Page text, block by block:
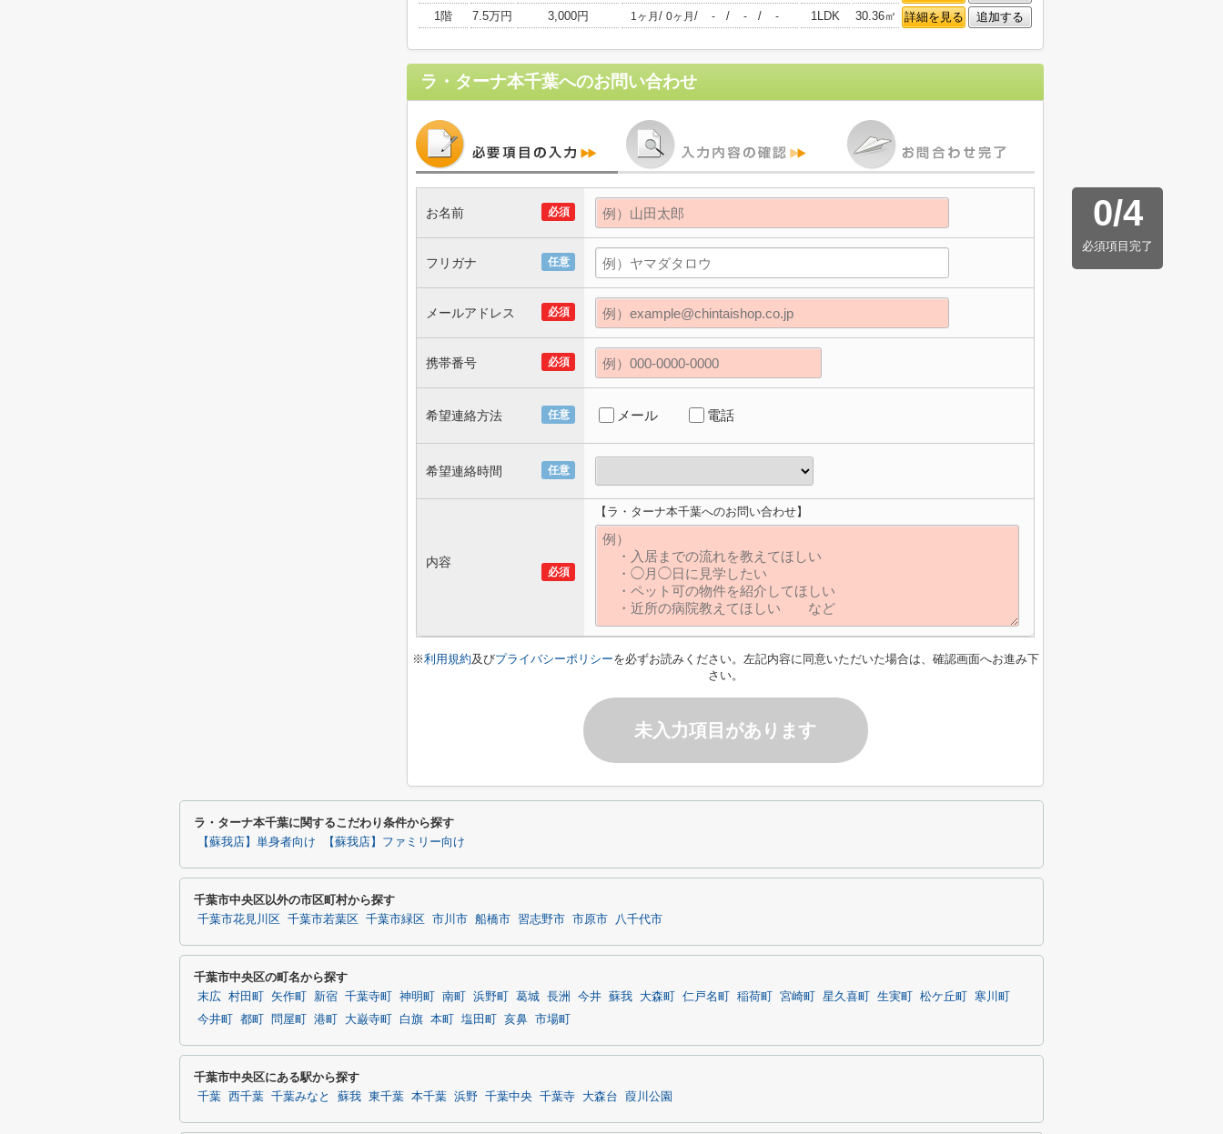
1階
7.5万円 3,000円 1ヶ月 / 0ヶ月 / - / - / - 1LDK 30.36㎡ 詳細を見る 追加する
ラ・ターナ本千葉へのお問い合わせ
0/4
必須項目完了
必須
お名前
任意
フリガナ
必須
メールアドレス
必須
携帯番号
任意
希望連絡方法 メール 電話
任意
希望連絡時間
必須
内容
【ラ・ターナ本千葉へのお問い合わせ】
※利用規約及びプライバシーポリシーを必ずお読みください。左記内容に同意いただいた場合は、確認画面へお進み下
さい。
未入力項目があります
ラ・ターナ本千葉に関するこだわり条件から探す
【蘇我店】単身者向け 【蘇我店】ファミリー向け
千葉市中央区以外の市区町村から探す
千葉市花見川区 千葉市若葉区 千葉市緑区 市川市 船橋市 習志野市 市原市 八千代市
千葉市中央区の町名から探す
末広 村田町 矢作町 新宿 千葉寺町 神明町 南町 浜野町 葛城 長洲 今井 蘇我 大森町 仁戸名町 稲荷町 宮崎町 星久喜町 生実町 松ケ丘町
寒川町
今井町
都町 問屋町 港町 大巌寺町 白旗 本町 塩田町 亥鼻 市場町
千葉市中央区にある駅から探す
千葉 西千葉 千葉みなと 蘇我 東千葉 本千葉 浜野 千葉中央 千葉寺 大森台 葭川公園